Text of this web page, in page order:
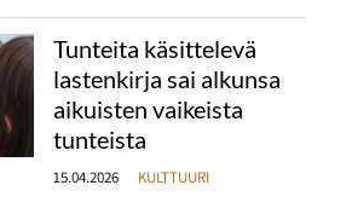
Tunteita käsittelevä
lastenkirja sai alkunsa
aikuisten vaikeista
tunteista
15.04.2026 KULTTUURI